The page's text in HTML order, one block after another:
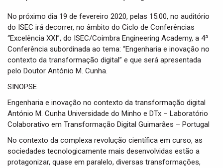
No próximo dia 19 de fevereiro 2020, pelas 15:00, no auditório
do ISEC irá decorrer, no âmbito do Ciclo de Conferências
“Excelência XXI”, do ISEC/Coimbra Engineering Academy, a 4ª
Conferência subordinada ao tema: “Engenharia e inovação no
contexto da transformação digital” e que será apresentada
pelo Doutor António M. Cunha.
SINOPSE
Engenharia e inovação no contexto da transformação digital
António M. Cunha Universidade do Minho e DTx – Laboratório
Colaborativo em Transformação Digital Guimarães – Portugal
No contexto da complexa revolução científica em curso, as
sociedades tecnologicamente mais desenvolvidas estão a
protagonizar, quase em paralelo, diversas transformações,